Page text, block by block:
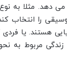
دهد. مثلا به
را انتخاب کند
هستند. یا
مربوط به